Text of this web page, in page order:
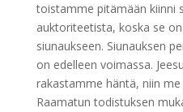
toistamme pitämään kiinni
auktoriteetista, koska se
siunaukseen. Siunauksen
on edelleen voimassa.
rakastamme häntä, niin
Raamatun todistuksen